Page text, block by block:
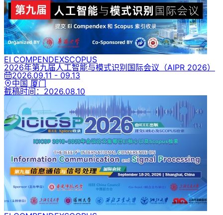
EI COMPENDEXSCOPUS
2026年第九届人工智能与模式识别国际会议 （AIPR 2026）
2026.09.11 - 09.13
中国 厦门
截稿时间： 2026.08.10